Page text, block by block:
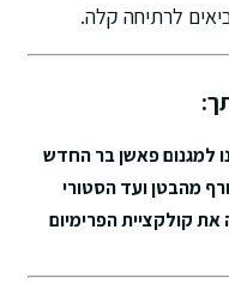
לרתיחה קלה.
פאשן בר החדש